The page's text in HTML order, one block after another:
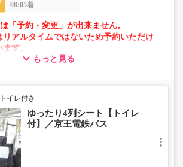
08:05着
「予約・変更」が出来ません。
リアルタイムではないため予約いただけ
す。
変更となる場合がございます。これに伴
了承ください。
もっと見る
トイレ付き
ゆったり4列シート【トイレ
付】／京王電鉄バス